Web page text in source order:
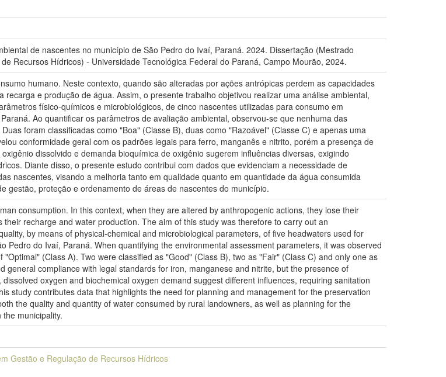
de nascentes no município de São Pedro do Ivaí, Paraná. 2024. Dissertação (Mestrado
Recursos Hídricos) - Universidade Tecnológica Federal do Paraná, Campo Mourão, 2024.
humano. Neste contexto, quando são alteradas por ações antrópicas perdem as capacidades
e produção de água. Assim, o presente trabalho objetivou realizar uma análise ambiental,
físico-químicos e microbiológicos, de cinco nascentes utilizadas para consumo em
Ao quantificar os parâmetros de avaliação ambiental, observou-se que nenhuma das
foram classificadas como "Boa" (Classe B), duas como "Razoável" (Classe C) e apenas uma
conformidade geral com os padrões legais para ferro, manganês e nitrito, porém a presença de
dissolvido e demanda bioquímica de oxigênio sugerem influências diversas, exigindo
Diante disso, o presente estudo contribui com dados que evidenciam a necessidade de
nascentes, visando a melhoria tanto em qualidade quanto em quantidade da água consumida
gestão, proteção e ordenamento de áreas de nascentes do município.
consumption. In this context, when they are altered by anthropogenic actions, they lose their
recharge and water production. The aim of this study was therefore to carry out an
by means of physical-chemical and microbiological parameters, of five headwaters used for
Pedro do Ivaí, Paraná. When quantifying the environmental assessment parameters, it was observed
(Class A). Two were classified as "Good" (Class B), two as "Fair" (Class C) and only one as
general compliance with legal standards for iron, manganese and nitrite, but the presence of
oxygen and biochemical oxygen demand suggest different influences, requiring sanitation
study contributes data that highlights the need for planning and management for the preservation
the quality and quantity of water consumed by rural landowners, as well as planning for the
municipality.
Gestão e Regulação de Recursos Hídricos